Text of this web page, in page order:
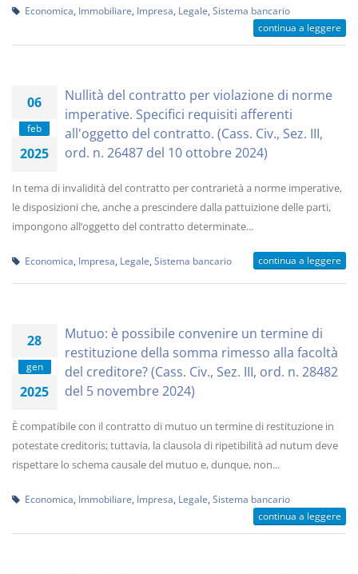
Economica Immobiliare Impresa Legale Sistema bancario
continua a leggere
06
feb
2025
Nullità del contratto per violazione di norme
imperative. Specifici requisiti afferenti
all'oggetto del contratto. (Cass. Civ., Sez. III,
ord. n. 26487 del 10 ottobre 2024)
In tema di invalidità del contratto per contrarietà a norme imperative,
le disposizioni che, anche a prescindere dalla pattuizione delle parti,
impongono all’oggetto del contratto determinate...
Economica Impresa Legale Sistema bancario continua a leggere
28
gen
2025
Mutuo: è possibile convenire un termine di
restituzione della somma rimesso alla facoltà
del creditore? (Cass. Civ., Sez. III, ord. n. 28482
del 5 novembre 2024)
È compatibile con il contratto di mutuo un termine di restituzione in
potestate creditoris; tuttavia, la clausola di ripetibilità ad nutum deve
rispettare lo schema causale del mutuo e, dunque, non...
Economica Immobiliare Impresa Legale Sistema bancario
continua a leggere